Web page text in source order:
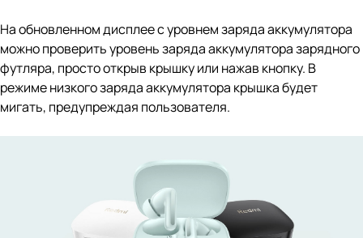
На обновленном дисплее с уровнем заряда аккумулятора
можно проверить уровень заряда аккумулятора зарядного
футляра, просто открыв крышку или нажав кнопку. В
режиме низкого заряда аккумулятора крышка будет
мигать, предупреждая пользователя.